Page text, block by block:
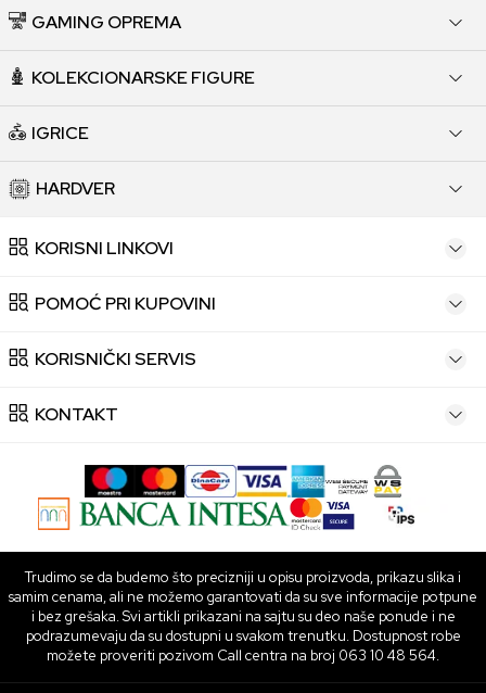
GAMING OPREMA
KOLEKCIONARSKE FIGURE
IGRICE
HARDVER
KORISNI LINKOVI
POMOĆ PRI KUPOVINI
KORISNIČKI SERVIS
KONTAKT
Trudimo se da budemo što precizniji u opisu proizvoda, prikazu slika i
samim cenama, ali ne možemo garantovati da su sve informacije potpune
i bez grešaka. Svi artikli prikazani na sajtu su deo naše ponude i ne
podrazumevaju da su dostupni u svakom trenutku. Dostupnost robe
možete proveriti pozivom Call centra na broj 063 10 48 564.